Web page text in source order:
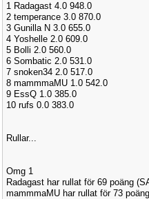
1 Radagast 4.0 948.0
2 temperance 3.0 870.0
3 Gunilla N 3.0 655.0
4 Yoshelle 2.0 609.0
5 Bolli 2.0 560.0
6 Sombatic 2.0 531.0
7 snoken34 2.0 517.0
8 mammmaMU 1.0 542.0
9 EssQ 1.0 385.0
10 rufs 0.0 383.0
Rullar...
Omg 1
Radagast har rullat för 69 poäng
mammmaMU har rullat för 73